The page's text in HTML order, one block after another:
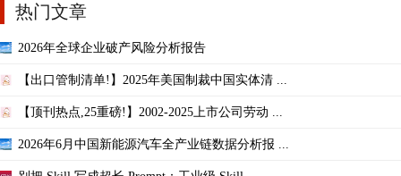
热门文章
2026年全球企业破产风险分析报告
【出口管制清单!】2025年美国制裁中国实体清 ...
【顶刊热点,25重磅!】2002-2025上市公司劳动 ...
2026年6月中国新能源汽车全产业链数据分析报 ...